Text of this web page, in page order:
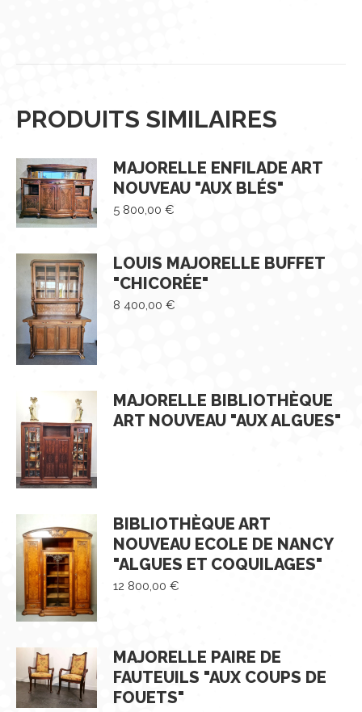
PRODUITS SIMILAIRES
MAJORELLE ENFILADE ART
NOUVEAU "AUX BLÉS"
5 800,00 €
LOUIS MAJORELLE BUFFET
"CHICORÉE"
8 400,00 €
MAJORELLE BIBLIOTHÈQUE
ART NOUVEAU "AUX ALGUES"
BIBLIOTHÈQUE ART
NOUVEAU ECOLE DE NANCY
"ALGUES ET COQUILAGES"
12 800,00 €
MAJORELLE PAIRE DE
FAUTEUILS "AUX COUPS DE
FOUETS"